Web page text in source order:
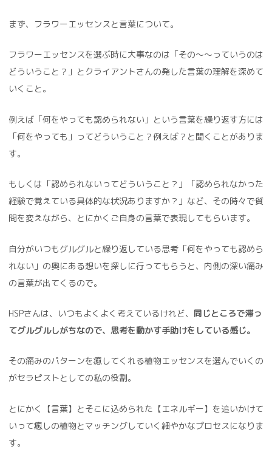
まず、フラワーエッセンスと言葉について。
フラワーエッセンスを選ぶ時に大事なのは「その〜〜っていうのは
どういうこと？」とクライアントさんの発した言葉の理解を深めて
いくこと。
例えば「何をやっても認められない」という言葉を繰り返す方には
「何をやっても」ってどういうこと？例えば？と聞くことがありま
す。
もしくは「認められないってどういうこと？」「認められなかった
経験で覚えている具体的な状況ありますか？」など、その時々で質
問を変えながら、とにかくご自身の言葉で表現してもらいます。
自分がいつもグルグルと繰り返している思考「何をやっても認めら
れない」の奥にある想いを探しに行ってもらうと、内側の深い痛み
の言葉が出てくるので。
HSPさんは、いつもよくよく考えているけれど、 同じところで滞っ
てグルグルしがちなので、思考を動かす手助けをしている感じ。
その痛みのパターンを癒してくれる植物エッセンスを選んでいくの
がセラピストとしての私の役割。
とにかく【言葉】とそこに込められた【エネルギー】を追いかけて
いって癒しの植物とマッチングしていく細やかなプロセスになりま
す。